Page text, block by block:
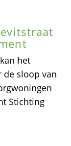
het
de sloop van
Stichting